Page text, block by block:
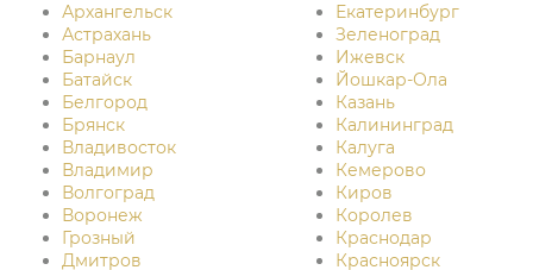
Архангельск
Астрахань
Барнаул
Батайск
Белгород
Брянск
Владивосток
Владимир
Волгоград
Воронеж
Грозный
Дмитров
Екатеринбург
Зеленоград
Ижевск
Йошкар-Ола
Казань
Калининград
Калуга
Кемерово
Киров
Королев
Краснодар
Красноярск